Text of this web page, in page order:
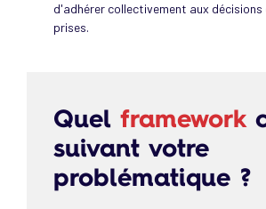
d'adhérer collectivement aux
prises.
Quel framework
suivant votre
problématique ?